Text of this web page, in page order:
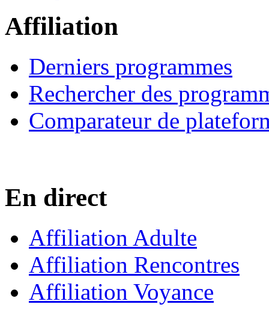
Affiliation
Derniers programmes
Rechercher des
Comparateur de
En direct
Affiliation Adulte
Affiliation Rencontres
Affiliation Voyance